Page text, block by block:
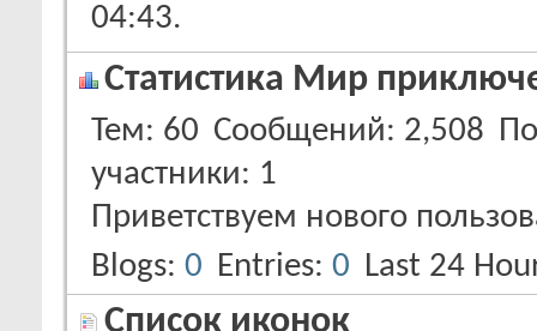
04:43.
Статистика Мир
Тем 60 Сообщений 2,508
участники
1
Приветствуем нового
Blogs 0 Entries 0 Last 24
Список иконок